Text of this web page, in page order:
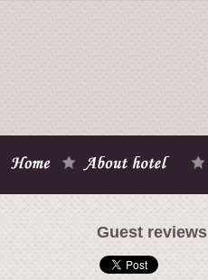
Guest reviews